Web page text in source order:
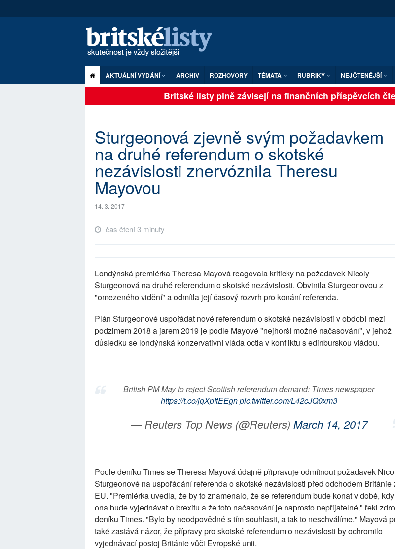
AKTUÁLNÍ VYDÁNÍ ARCHIV ROZHOVORY TÉMATA RUBRIKY NEJČTENĚJŠÍ
Britské listy plně závisejí na finančních příspěvcích
Sturgeonová zjevně svým požadavkem
na druhé referendum o skotské
nezávislosti znervóznila Theresu
Mayovou
14. 3. 2017
čas čtení 3 minuty
Londýnská premiérka Theresa Mayová reagovala kriticky na požadavek Nicoly
Sturgeonová na druhé referendum o skotské nezávislosti. Obvinila Sturgeonovou z
"omezeného vidění" a odmítla její časový rozvrh pro konání referenda.
Plán Sturgeonové uspořádat nové referendum o skotské nezávislosti v období mezi
podzimem 2018 a jarem 2019 je podle Mayové "nejhorší možné načasování", v jehož
důsledku se londýnská konzervativní vláda octla v konfliktu s edinburskou vládou.
British PM May to reject Scottish referendum demand: Times newspaper
https://t.co/jqXpItEEgnpic.twitter.com/L42cJQ0xm3
— Reuters Top News (@Reuters) March 14, 2017
Podle deníku Times se Theresa Mayová údajně připravuje odmítnout požadavek
Sturgeonové na uspořádání referenda o skotské nezávislosti před odchodem Británie
EU. "Premiérka uvedla, že by to znamenalo, že se referendum bude konat v době, kdy
ona bude vyjednávat o brexitu a že toto načasování je naprosto nepřijatelné," řekl
deníku Times. "Bylo by neodpovědné s tím souhlasit, a tak to neschválíme." Mayová
také zastává názor, že přípravy pro skotské referendum o nezávislosti by ochromilo
vyjednávací postoj Británie vůči Evropské unii.